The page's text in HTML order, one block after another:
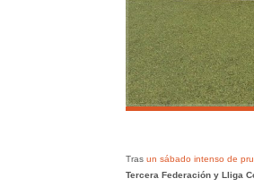
Tras un sábado intenso de
Tercera Federación y Lliga